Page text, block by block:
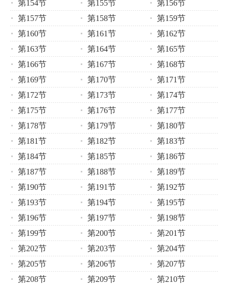
第154节 第155节
第156节
第157节
第158节
第159节
第160节
第161节
第162节
第163节
第164节
第165节
第166节
第167节
第168节
第169节
第170节
第171节
第172节
第173节
第174节
第175节
第176节
第177节
第178节
第179节
第180节
第181节
第182节
第183节
第184节
第185节
第186节
第187节
第188节
第189节
第190节
第191节
第192节
第193节
第194节
第195节
第196节
第197节
第198节
第199节
第200节
第201节
第202节
第203节
第204节
第205节
第206节
第207节
第208节
第209节
第210节